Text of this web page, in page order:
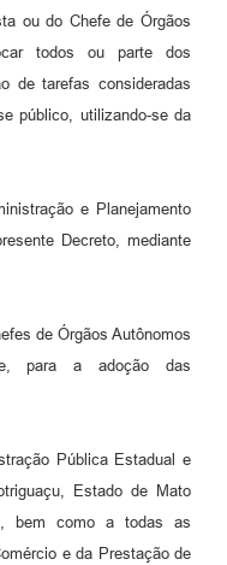
ou do Chefe de Órgãos
todos ou parte dos
de tarefas consideradas
público, utilizando-se da
e Planejamento
Decreto, mediante
de Órgãos Autônomos
para a adoção das
Pública Estadual e
Estado de Mato
bem como a todas as
e da Prestação de